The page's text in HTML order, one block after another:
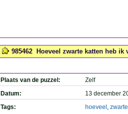
985462 Hoeveel zwarte katten heb
Plaats van de puzzel:
Zelf
Datum:
13 december
Tags:
hoeveel , zwarte